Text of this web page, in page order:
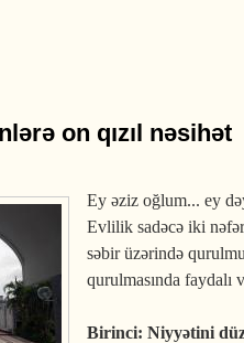
on qızıl nəsihət
Ey əziz oğlum... ey
Evlilik sadəcə iki
səbir üzərində
qurulmasında faydalı
Birinci: Niyyətini